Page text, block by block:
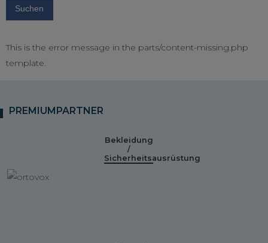
This is the error message in the parts/content-missing.php
template.
PREMIUMPARTNER
Bekleidung
/
Sicherheitsausrüstung